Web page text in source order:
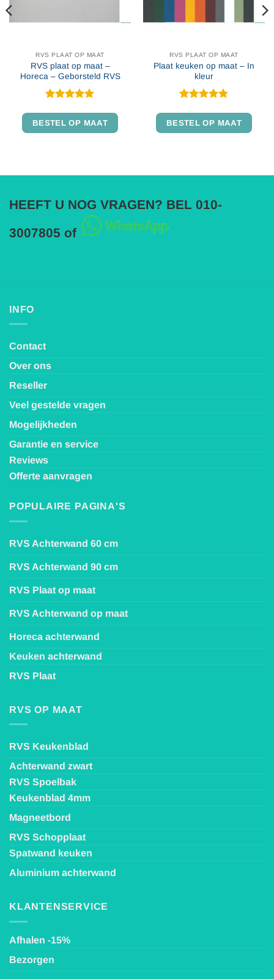
RVS PLAAT OP MAAT
RVS plaat op maat –
Horeca – Geborsteld RVS
4.91uit 5
BESTEL OP MAAT
RVS PLAAT OP MAAT
Plaat keuken op maat – In
kleur
4.79uit 5
BESTEL OP MAAT
HEEFT U NOG VRAGEN? BEL 010-
3007805 of
INFO
Contact
Over ons
Reseller
Veel gestelde vragen
Mogelijkheden
Garantie en service
Reviews
Offerte aanvragen
POPULAIRE PAGINA'S
RVS Achterwand 60 cm
RVS Achterwand 90 cm
RVS Plaat op maat
RVS Achterwand op maat
Horeca achterwand
Keuken achterwand
RVS Plaat
RVS OP MAAT
RVS Keukenblad
Achterwand zwart
RVS Spoelbak
Keukenblad 4mm
Magneetbord
RVS Schopplaat
Spatwand keuken
Aluminium achterwand
KLANTENSERVICE
Afhalen -15%
Bezorgen